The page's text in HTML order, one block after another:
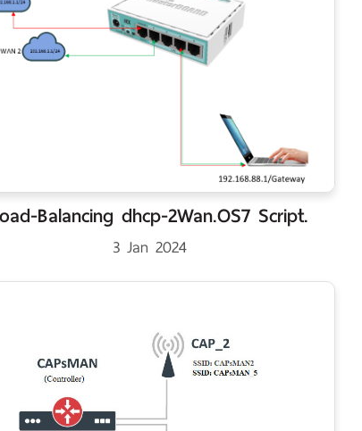
Balancing dhcp-2Wan.OS7 Script.
3 Jan 2024